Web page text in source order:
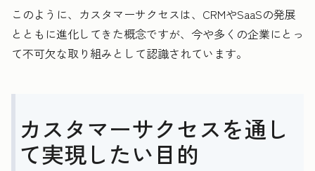
このように、カスタマーサクセスは、CRMやSaaSの発展
とともに進化してきた概念ですが、今や多くの企業にとっ
て不可欠な取り組みとして認識されています。
カスタマーサクセスを通し
て実現したい目的